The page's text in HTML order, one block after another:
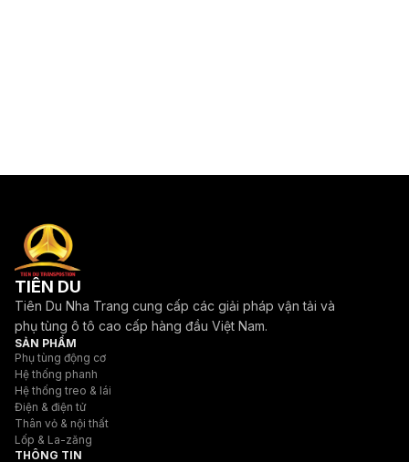
TIÊN DU
Tiên Du Nha Trang cung cấp các giải pháp vận tải và
phụ tùng ô tô cao cấp hàng đầu Việt Nam.
SẢN PHẨM
Phụ tùng động cơ
Hệ thống phanh
Hệ thống treo & lái
Điện & điện tử
Thân vỏ & nội thất
Lốp & La-zăng
THÔNG TIN